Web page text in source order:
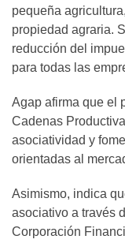
pequeña
propiedad agraria.
reducción del
para todas las
Agap afirma que el
Cadenas
asociatividad y
orientadas al
Asimismo, indica
asociativo a través
Corporación